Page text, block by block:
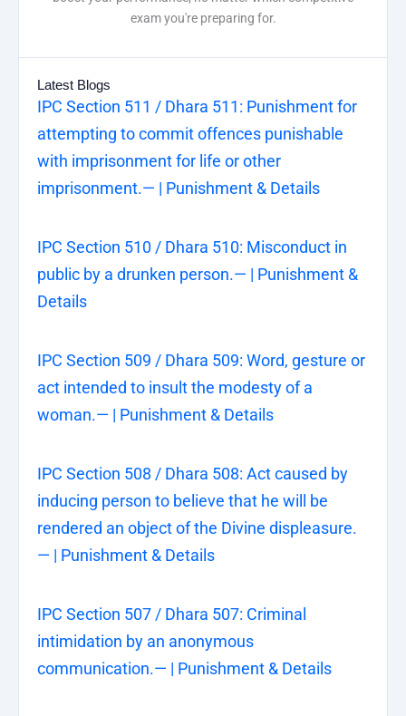
exam you're preparing for.
Latest Blogs
IPC Section 511 / Dhara 511: Punishment for
attempting to commit offences punishable
with imprisonment for life or other
imprisonment.— | Punishment & Details
IPC Section 510 / Dhara 510: Misconduct in
public by a drunken person.— | Punishment &
Details
IPC Section 509 / Dhara 509: Word, gesture or
act intended to insult the modesty of a
woman.— | Punishment & Details
IPC Section 508 / Dhara 508: Act caused by
inducing person to believe that he will be
rendered an object of the Divine displeasure.
— | Punishment & Details
IPC Section 507 / Dhara 507: Criminal
intimidation by an anonymous
communication.— | Punishment & Details